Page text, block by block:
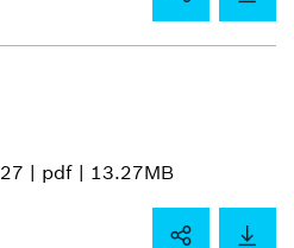
| pdf | 13.27MB